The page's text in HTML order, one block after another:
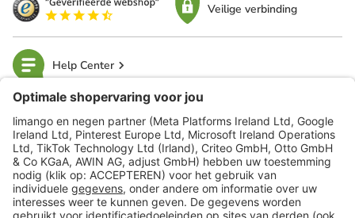
Veilige verbinding
Help Center
limango
Veilig winkelen
Klantenservice